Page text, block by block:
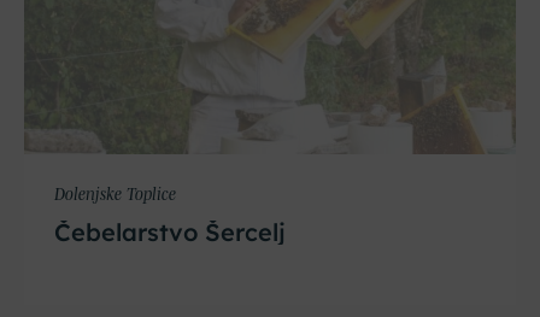
Dolenjske Toplice
Čebelarstvo Šercelj